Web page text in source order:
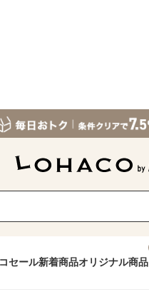
セール新着商品オリジナル商品